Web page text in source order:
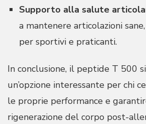
Supporto alla salute
a mantenere articolazioni
per sportivi e praticanti.
In conclusione, il peptide T 500
un’opzione interessante per chi
le proprie performance e
rigenerazione del corpo post-